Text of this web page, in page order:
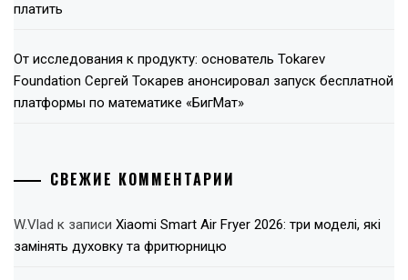
платить
От исследования к продукту: основатель Tokarev
Foundation Сергей Токарев анонсировал запуск бесплатной
платформы по математике «БигМат»
СВЕЖИЕ КОММЕНТАРИИ
W.Vlad к записи Xiaomi Smart Air Fryer 2026: три моделі, які
замінять духовку та фритюрницю